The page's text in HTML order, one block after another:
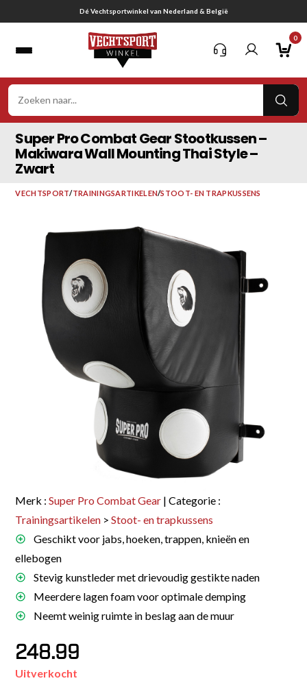
naar
Gratis verzending vanaf € 75,-
0
Super Pro Combat Gear Stootkussen –
Makiwara Wall Mounting Thai Style –
Zwart
VECHTSPORT/TRAININGSARTIKELEN/STOOT- EN TRAPKUSSENS
Merk :Super Pro Combat Gear | Categorie :
Trainingsartikelen >Stoot- en trapkussens
Geschikt voor jabs, hoeken, trappen, knieën en
ellebogen
Stevig kunstleder met drievoudig gestikte naden
Meerdere lagen foam voor optimale demping
Neemt weinig ruimte in beslag aan de muur
248.99
Uitverkocht